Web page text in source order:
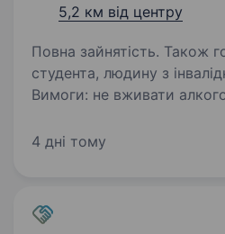
5,2 км від центру
Повна зайнятість. Також
студента, людину з
Вимоги: не вживати
столярні і сопутні
4 дні тому